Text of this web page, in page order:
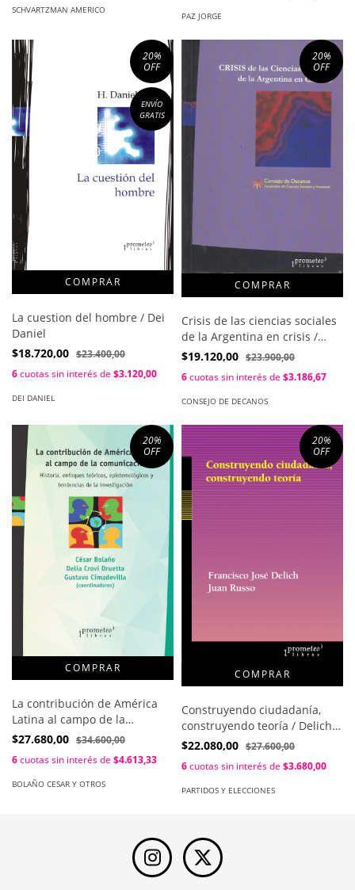
SCHVARTZMAN AMERICO
PAZ JORGE
20%
OFF
ENVÍO
GRATIS
La cuestion del hombre / Dei
Daniel
$18.720,00 $23.400,00
6cuotas sin interés de $3.120,00
DEI DANIEL
20%
OFF
Crisis de las ciencias sociales
de la Argentina en crisis /
Consejo De Decanos
$19.120,00 $23.900,00
6cuotas sin interés de $3.186,67
CONSEJO DE DECANOS
20%
OFF
La contribución de América
Latina al campo de la
comunicación / Bolaño Cesar
$27.680,00 $34.600,00
6cuotas sin interés de $4.613,33
BOLAÑO CESAR Y OTROS
20%
OFF
Construyendo ciudadanía,
construyendo teoría / Delich
Francisco , Russo Juan
$22.080,00 $27.600,00
6cuotas sin interés de $3.680,00
PARTIDOS Y ELECCIONES